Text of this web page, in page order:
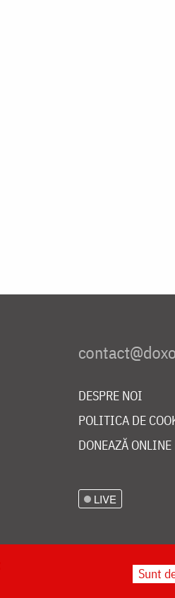
DESPRE NOI
POLITICA DE
DONEAZĂ
LIVE
Sunt